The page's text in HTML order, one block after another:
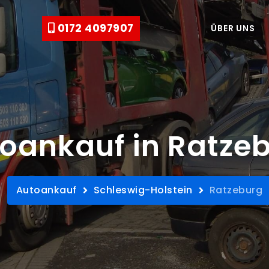
0172 4097907 ÜBER UNS
in
Autoankauf Schleswig-Holstein Ratzeburg